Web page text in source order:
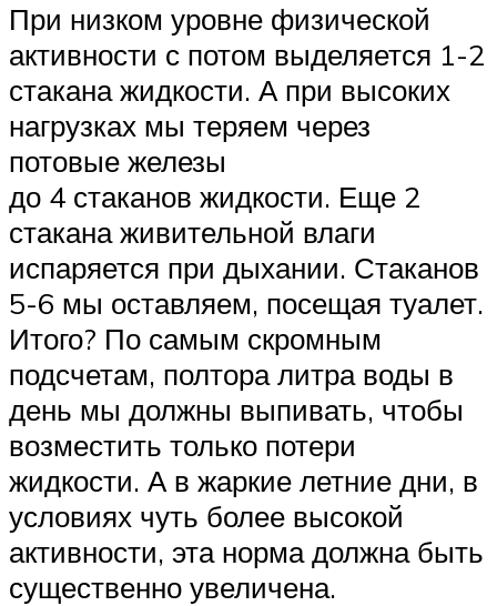
При низком уровне физической
активности с потом выделяется 1-2
стакана жидкости. А при высоких
нагрузках мы теряем через
потовые железы
до 4 стаканов жидкости. Еще 2
стакана живительной влаги
испаряется при дыхании. Стаканов
5-6 мы оставляем, посещая туалет.
Итого? По самым скромным
подсчетам, полтора литра воды в
день мы должны выпивать, чтобы
возместить только потери
жидкости. А в жаркие летние дни, в
условиях чуть более высокой
активности, эта норма должна быть
существенно увеличена.